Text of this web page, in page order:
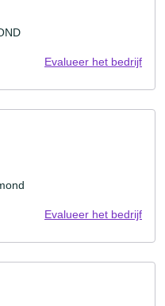
Evalueer het bedrijf
Evalueer het bedrijf